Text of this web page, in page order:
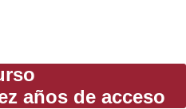
años de acceso